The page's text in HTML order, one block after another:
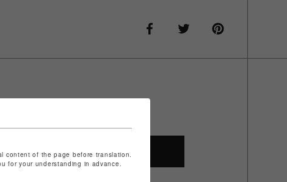
SHOP TOP
content of the page before translation.
for your understanding in advance.